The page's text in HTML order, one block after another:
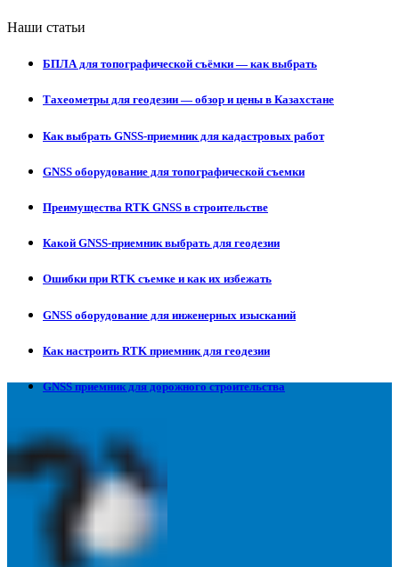
Наши статьи
БПЛА для топографической съёмки — как выбрать
Тахеометры для геодезии — обзор и цены в Казахстане
Как выбрать GNSS-приемник для кадастровых работ
GNSS оборудование для топографической съемки
Преимущества RTK GNSS в строительстве
Какой GNSS-приемник выбрать для геодезии
Ошибки при RTK съемке и как их избежать
GNSS оборудование для инженерных изысканий
Как настроить RTK приемник для геодезии
GNSS приемник для дорожного строительства